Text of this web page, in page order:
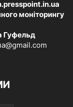
моніторингу
Гуфельд